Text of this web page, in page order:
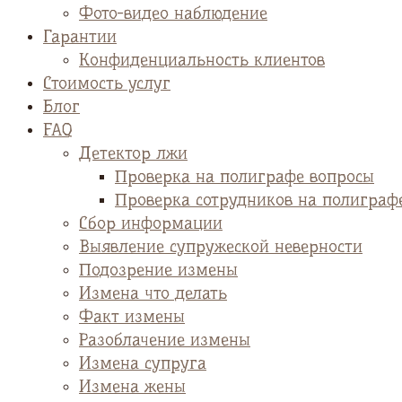
Фото-видео наблюдение
Гарантии
Конфиденциальность клиентов
Стоимость услуг
Блог
FAQ
Детектор лжи
Проверка на полиграфе вопросы
Проверка сотрудников на
Сбор информации
Выявление супружеской неверности
Подозрение измены
Измена что делать
Факт измены
Разоблачение измены
Измена супруга
Измена жены